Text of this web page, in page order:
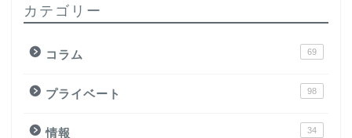
カテゴリー
コラム 69
プライベート 98
情報 34